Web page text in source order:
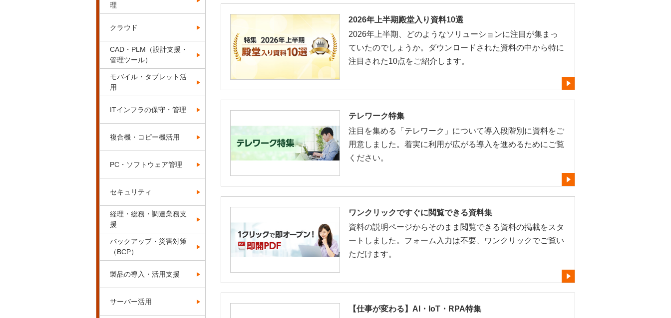
2026年上半期殿堂入り資料10選
2026年上半期、どのようなソリューションに注目が集まっ
ていたのでしょうか。ダウンロードされた資料の中から特に
注目された10点をご紹介します。
テレワーク特集
注目を集める「テレワーク」について導入段階別に資料をご
用意しました。着実に利用が広がる導入を進めるためにご覧
ください。
ワンクリックですぐに閲覧できる資料集
資料の説明ページからそのまま閲覧できる資料の掲載をスタ
ートしました。フォーム入力は不要、ワンクリックでご覧い
ただけます。
【仕事が変わる】AI・IoT・RPA特集
理
クラウド
CAD・PLM（設計支援・
管理ツール）
モバイル・タブレット活
用
ITインフラの保守・管理
複合機・コピー機活用
PC・ソフトウェア管理
セキュリティ
経理・総務・調達業務支
援
バックアップ・災害対策
（BCP）
製品の導入・活用支援
サーバー活用